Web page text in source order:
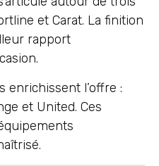
et Carat. La finition
rapport
enrichissent l’offre :
et United. Ces